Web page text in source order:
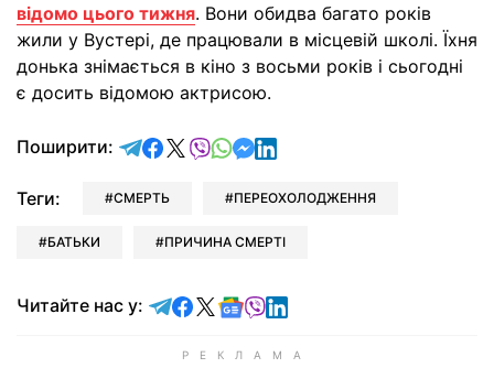
відомо цього тижня. Вони обидва багато років
жили у Вустері, де працювали в місцевій школі. Їхня
донька знімається в кіно з восьми років і сьогодні
є досить відомою актрисою.
Поширити: відправити у Telegram
поділитись у Facebook
поділитись у X
відправити у Viber
відправити у Whatsapp
відправити у Messenger
відправити у LinkedIn
Теги: СМЕРТЬ ПЕРЕОХОЛОДЖЕННЯ
БАТЬКИ ПРИЧИНА СМЕРТІ
Читайте нас у: Читайте у Telegram
Читайте у Facebook
Читайте у X
Читайте у Google news
Читайте у Viber
Читайте у LinkedIn